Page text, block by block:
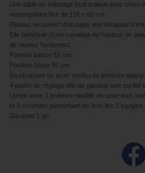
Une table de toilettage hydraulique pour
rectangulaire fixe de 110 x 60 cm.
Plateau recouvert d’un tapis anti dérapant
Elle bénéficie d’une variation de hauteur de
de monter facilement.
Position basse 55 cm.
Position haute 97 cm.
Sa structure en acier revêtu de peinture epoxy
4 patins de réglage afin de garantir une parfait
Livrée avec 1 potence double en acier inox
et 3 crochets permettant de fixer les 2 sangles
Garantie 1 an.